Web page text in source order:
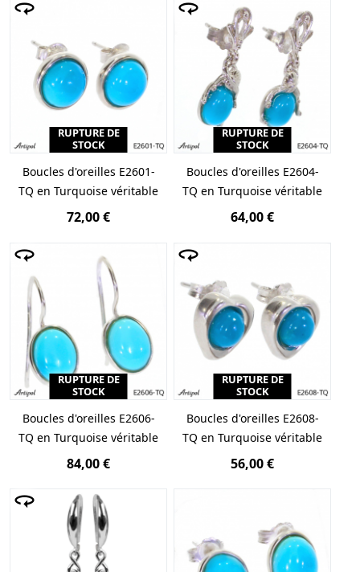
RUPTURE DE
STOCK
Boucles d'oreilles E2601-
TQ en Turquoise véritable
72,00 €
RUPTURE DE
STOCK
Boucles d'oreilles E2604-
TQ en Turquoise véritable
64,00 €
RUPTURE DE
STOCK
Boucles d'oreilles E2606-
TQ en Turquoise véritable
84,00 €
RUPTURE DE
STOCK
Boucles d'oreilles E2608-
TQ en Turquoise véritable
56,00 €